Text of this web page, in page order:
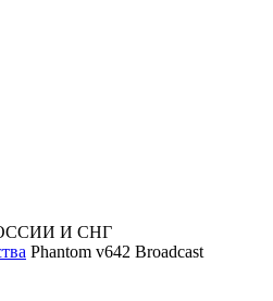
И СНГ
Phantom v642 Broadcast